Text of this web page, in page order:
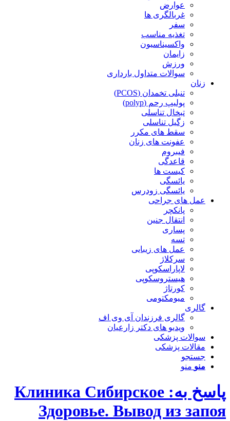
عوارض
غربالگری ها
سفر
تغذیه مناسب
واکسیناسیون
زایمان
ورزش
سوالات متداول بارداری
زنان
تنبلی تخمدان (PCOS)
پولیپ رحم (polyp)
تبخال تناسلی
زگیل تناسلی
سقط های مکرر
عفونت های زنان
فیبروم
قاعدگی
کیست ها
یائسگی
یائسگی زودرس
عمل های جراحی
پانکچر
انتقال جنین
پساری
تسه
عمل های زیبایی
سرکلاژ
لاپاراسکوپی
هیستروسکوپی
کورتاژ
میومکتومی
گالری
گالری فرزندان آی وی اف
ویدیو های دکتر زارعیان
سوالات پزشکی
مقالات پزشکی
جستجو
منو منو
پاسخ به: Клиника Сибирское
Здоровье. Вывод из запоя